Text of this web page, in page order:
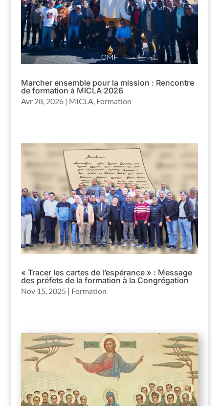
Marcher ensemble pour la mission : Rencontre
de formation à MICLA 2026
Avr 28, 2026| MICLA Formation
« Tracer les cartes de l’espérance » : Message
des préfets de la formation à la Congrégation
Nov 15, 2025 | Formation